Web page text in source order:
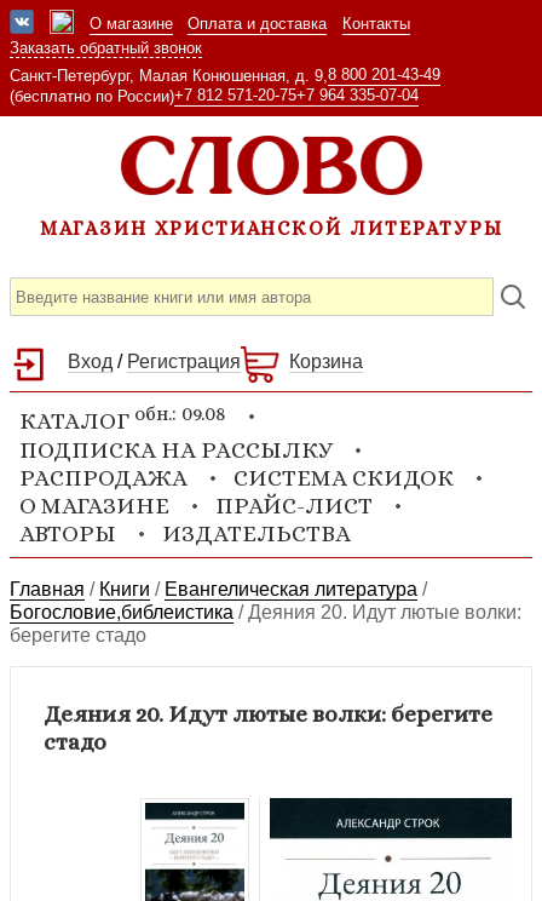
О магазине Оплата и доставка
Контакты
Заказать обратный звонок
Санкт-Петербург, Малая Конюшенная, д. 9, 8 800 201-43-49
(бесплатно по России)+7 812 571-20-75+7 964 335-07-04
МАГАЗИН ХРИСТИАНСКОЙ ЛИТЕРАТУРЫ
Вход / Регистрация Корзина
КАТАЛОГ обн.: 09.08
ПОДПИСКА НА РАССЫЛКУ
РАСПРОДАЖА
СИСТЕМА СКИДОК
О МАГАЗИНЕ
ПРАЙС-ЛИСТ
АВТОРЫ
ИЗДАТЕЛЬСТВА
Главная / Книги / Евангелическая литература /
Богословие,библеистика /Деяния 20. Идут лютые волки:
берегите стадо
Деяния 20. Идут лютые волки: берегите
стадо